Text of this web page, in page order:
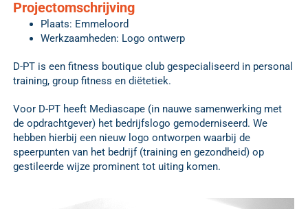
Projectomschrijving
Plaats: Emmeloord
Werkzaamheden: Logo ontwerp
D-PT is een fitness boutique club gespecialiseerd in personal
training, group fitness en diëtetiek.
Voor D-PT heeft Mediascape (in nauwe samenwerking met
de opdrachtgever) het bedrijfslogo gemoderniseerd. We
hebben hierbij een nieuw logo ontworpen waarbij de
speerpunten van het bedrijf (training en gezondheid) op
gestileerde wijze prominent tot uiting komen.